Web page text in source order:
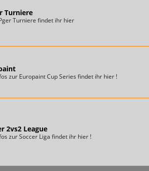
Turniere
Turniere findet ihr hier
zur Europaint Cup Series findet ihr hier !
2vs2 League
zur Soccer Liga findet ihr hier !